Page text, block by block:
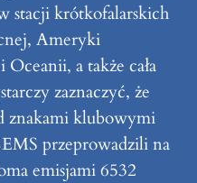
stacji krótkofalarskich
Ameryki
a także cała
zaznaczyć, że
znakami klubowymi
przeprowadzili na
emisjami 6532